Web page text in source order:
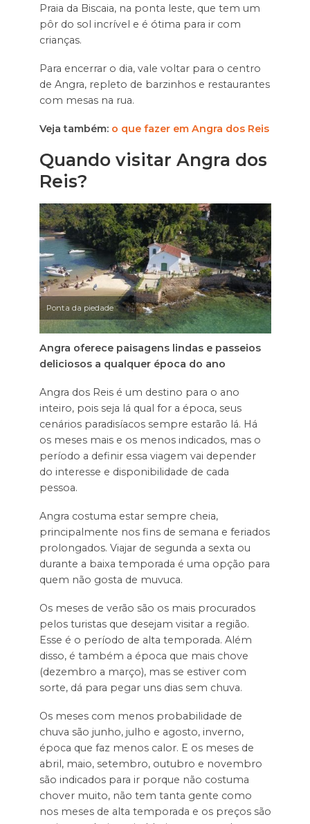
Praia da Biscaia, na ponta leste, que tem um
pôr do sol incrível e é ótima para ir com
crianças.
Para encerrar o dia, vale voltar para o centro
de Angra, repleto de barzinhos e restaurantes
com mesas na rua.
Veja também: o que fazer em Angra dos Reis
Quando visitar Angra dos
Reis?
Ponta da piedade
Angra oferece paisagens lindas e passeios
deliciosos a qualquer época do ano
Angra dos Reis é um destino para o ano
inteiro, pois seja lá qual for a época, seus
cenários paradisíacos sempre estarão lá. Há
os meses mais e os menos indicados, mas o
período a definir essa viagem vai depender
do interesse e disponibilidade de cada
pessoa.
Angra costuma estar sempre cheia,
principalmente nos fins de semana e feriados
prolongados. Viajar de segunda a sexta ou
durante a baixa temporada é uma opção para
quem não gosta de muvuca.
Os meses de verão são os mais procurados
pelos turistas que desejam visitar a região.
Esse é o período de alta temporada. Além
disso, é também a época que mais chove
(dezembro a março), mas se estiver com
sorte, dá para pegar uns dias sem chuva.
Os meses com menos probabilidade de
chuva são junho, julho e agosto, inverno,
época que faz menos calor. E os meses de
abril, maio, setembro, outubro e novembro
são indicados para ir porque não costuma
chover muito, não tem tanta gente como
nos meses de alta temporada e os preços são